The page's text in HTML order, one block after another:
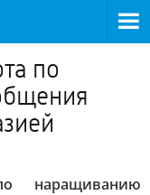
по
наращиванию